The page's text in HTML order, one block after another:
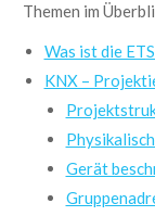
Themen im
Was ist die
KNX –
Gerät